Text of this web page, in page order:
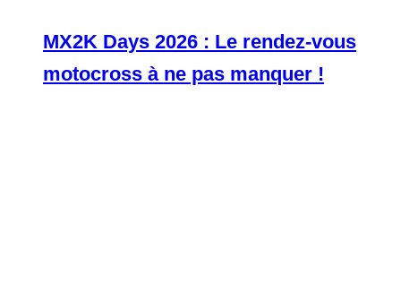
MX2K Days 2026 : Le rendez-vous
motocross à ne pas manquer !